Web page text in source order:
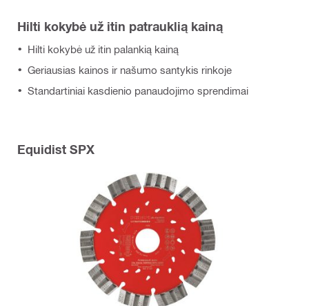
Hilti kokybė už itin patrauklią kainą
Hilti kokybė už itin palankią kainą
Geriausias kainos ir našumo santykis rinkoje
Standartiniai kasdienio panaudojimo sprendimai
Equidist SPX